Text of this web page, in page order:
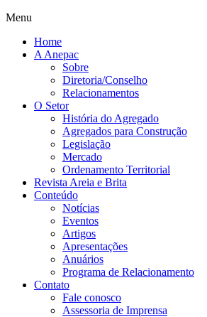
Menu
Home
A Anepac
Sobre
Diretoria/Conselho
Relacionamentos
O Setor
História do Agregado
Agregados para Construção
Legislação
Mercado
Ordenamento Territorial
Revista Areia e Brita
Conteúdo
Notícias
Eventos
Artigos
Apresentações
Anuários
Programa de Relacionamento
Contato
Fale conosco
Assessoria de Imprensa